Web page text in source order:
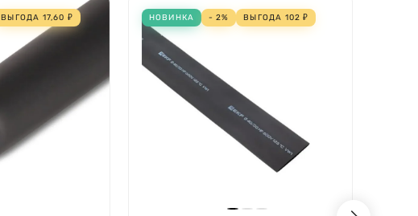
ВЫГОДА 17,60 ₽ НОВИНКА - 2% ВЫГОДА 102 ₽